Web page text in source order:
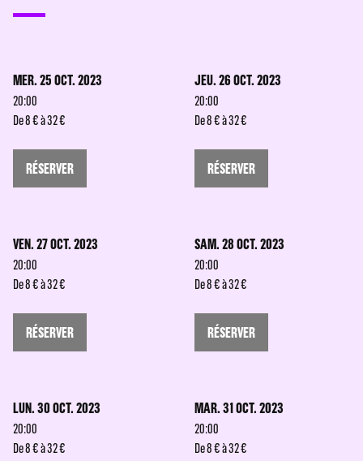
MER. 25 OCT. 2023
20:00
De 8 € à 32 €
RÉSERVER
JEU. 26 OCT. 2023
20:00
De 8 € à 32 €
RÉSERVER
VEN. 27 OCT. 2023
20:00
De 8 € à 32 €
RÉSERVER
SAM. 28 OCT. 2023
20:00
De 8 € à 32 €
RÉSERVER
LUN. 30 OCT. 2023
20:00
De 8 € à 32 €
MAR. 31 OCT. 2023
20:00
De 8 € à 32 €